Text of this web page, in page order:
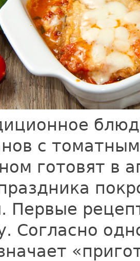
с
готовят в
Первые
Согласно